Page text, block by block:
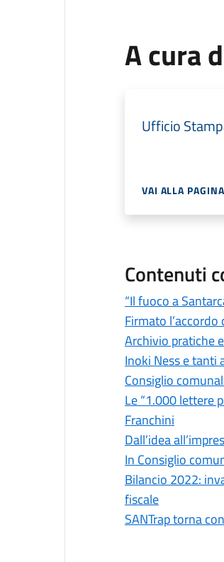
A cura
Ufficio
VAI ALLA PAGINA
Contenuti
“Il fuoco a
Firmato
Archivio pratiche
Inoki Ness e tanti
Consiglio
Le “1.000 lettere
Franchini
Dall’idea
In Consiglio
Bilancio 2022:
fiscale
SANTrap torna